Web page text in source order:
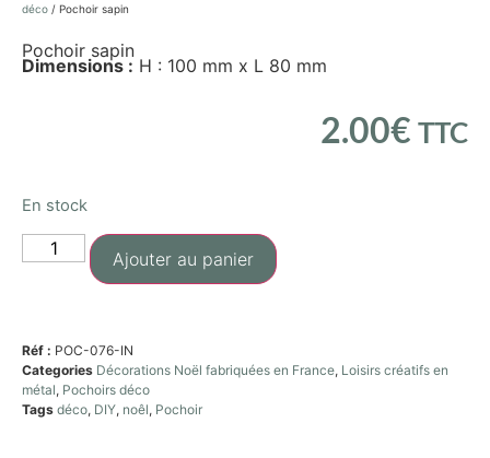
déco / Pochoir sapin
Pochoir sapin
Dimensions : H : 100 mm x L 80 mm
2.00€ TTC
En stock
Ajouter au panier
Réf : POC-076-IN
Categories Décorations Noël fabriquées en France, Loisirs créatifs en
métal, Pochoirs déco
Tags déco, DIY, noêl, Pochoir